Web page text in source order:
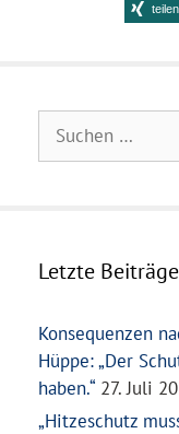
teilen
nach:
Letzte Beiträge
Konsequenzen
Hüppe: „Der
haben.“ 27. Juli
„Hitzeschutz